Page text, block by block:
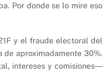
Por donde se lo mire eso
y el fraude electoral del
aproximadamente 30%.
intereses y comisiones―